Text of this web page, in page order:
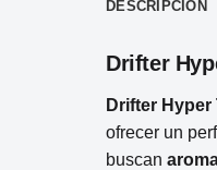
DESCRIPCIÓN
Drifter
Drifter
ofrecer un
buscan